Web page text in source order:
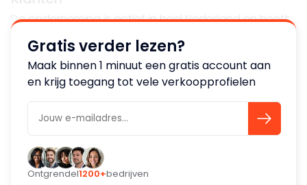
De onderneming is actief in heel Nederland en heeft
een sterke marktpositie door unieke
maatwerkoplossingen in de bouw en andere
sectoren.
Gratis verder lezen?
Maak binnen 1 minuut een gratis account aan
en krijg toegang tot vele verkoopprofielen
Ontgrendel1200+bedrijven